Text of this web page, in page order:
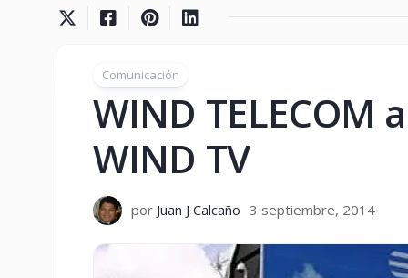
Comunicación
WIND TELECOM
WIND TV
por Juan J Calcaño 3 septiembre, 2014